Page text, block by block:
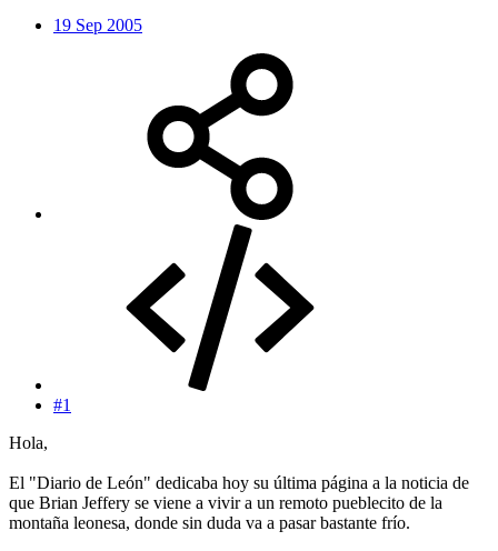
19 Sep 2005
#1
Hola,
El "Diario de León" dedicaba hoy su última página a la noticia de
que Brian Jeffery se viene a vivir a un remoto pueblecito de la
montaña leonesa, donde sin duda va a pasar bastante frío.